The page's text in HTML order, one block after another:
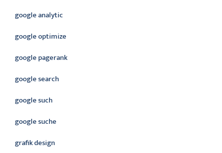
google analytic
google optimize
google pagerank
google search
google such
google suche
grafik design